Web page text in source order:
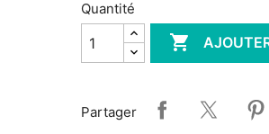
Quantité

Partager